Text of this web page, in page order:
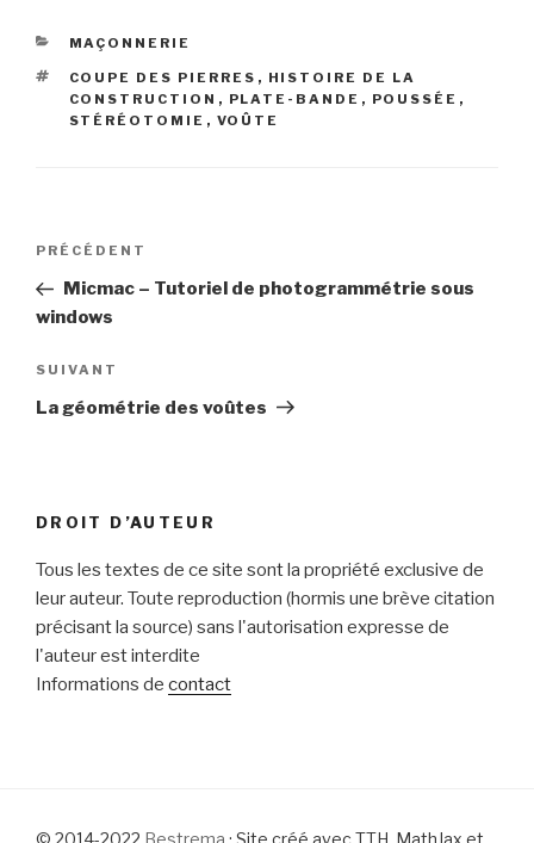
CATÉGORIES
MAÇONNERIE
ÉTIQUETTES
COUPE DES PIERRES , HISTOIRE DE LA
CONSTRUCTION , PLATE-BANDE , POUSSÉE ,
STÉRÉOTOMIE , VOÛTE
Navigation
l’article
Article
précédent
PRÉCÉDENT
Micmac – Tutoriel de photogrammétrie sous
windows
Article
suivant
SUIVANT
La géométrie des voûtes
DROIT D’AUTEUR
Tous les textes de ce site sont la propriété exclusive de
leur auteur. Toute reproduction (hormis une brève citation
précisant la source) sans l'autorisation expresse de
l'auteur est interdite
Informations de contact